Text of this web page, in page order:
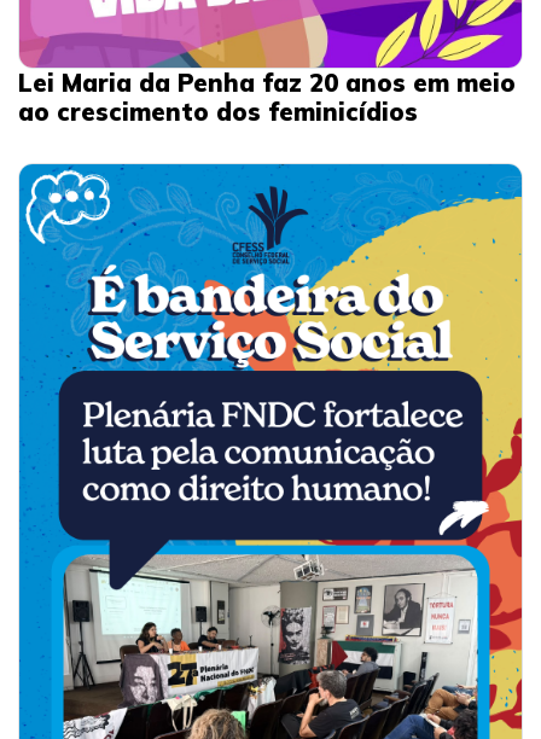
Lei Maria da Penha faz 20 anos em meio
ao crescimento dos feminicídios